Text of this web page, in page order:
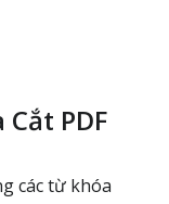
PDF
các từ khóa